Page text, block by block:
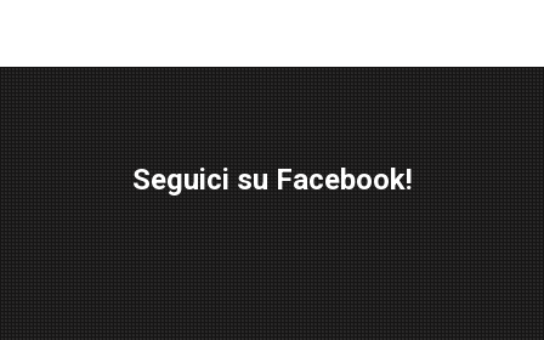
Seguici su Facebook!